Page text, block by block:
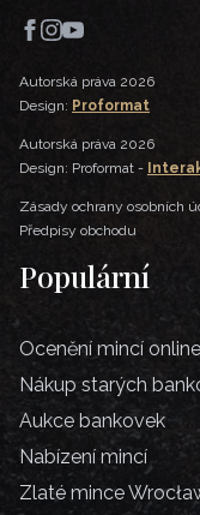
Autorská práva 2026
Design: Proformat
Autorská práva 2026
Design: Proformat -
Zásady ochrany osobních
Předpisy obchodu
Populární
Ocenění mincí online
Nákup starých
Aukce bankovek
Nabízení mincí
Zlaté mince